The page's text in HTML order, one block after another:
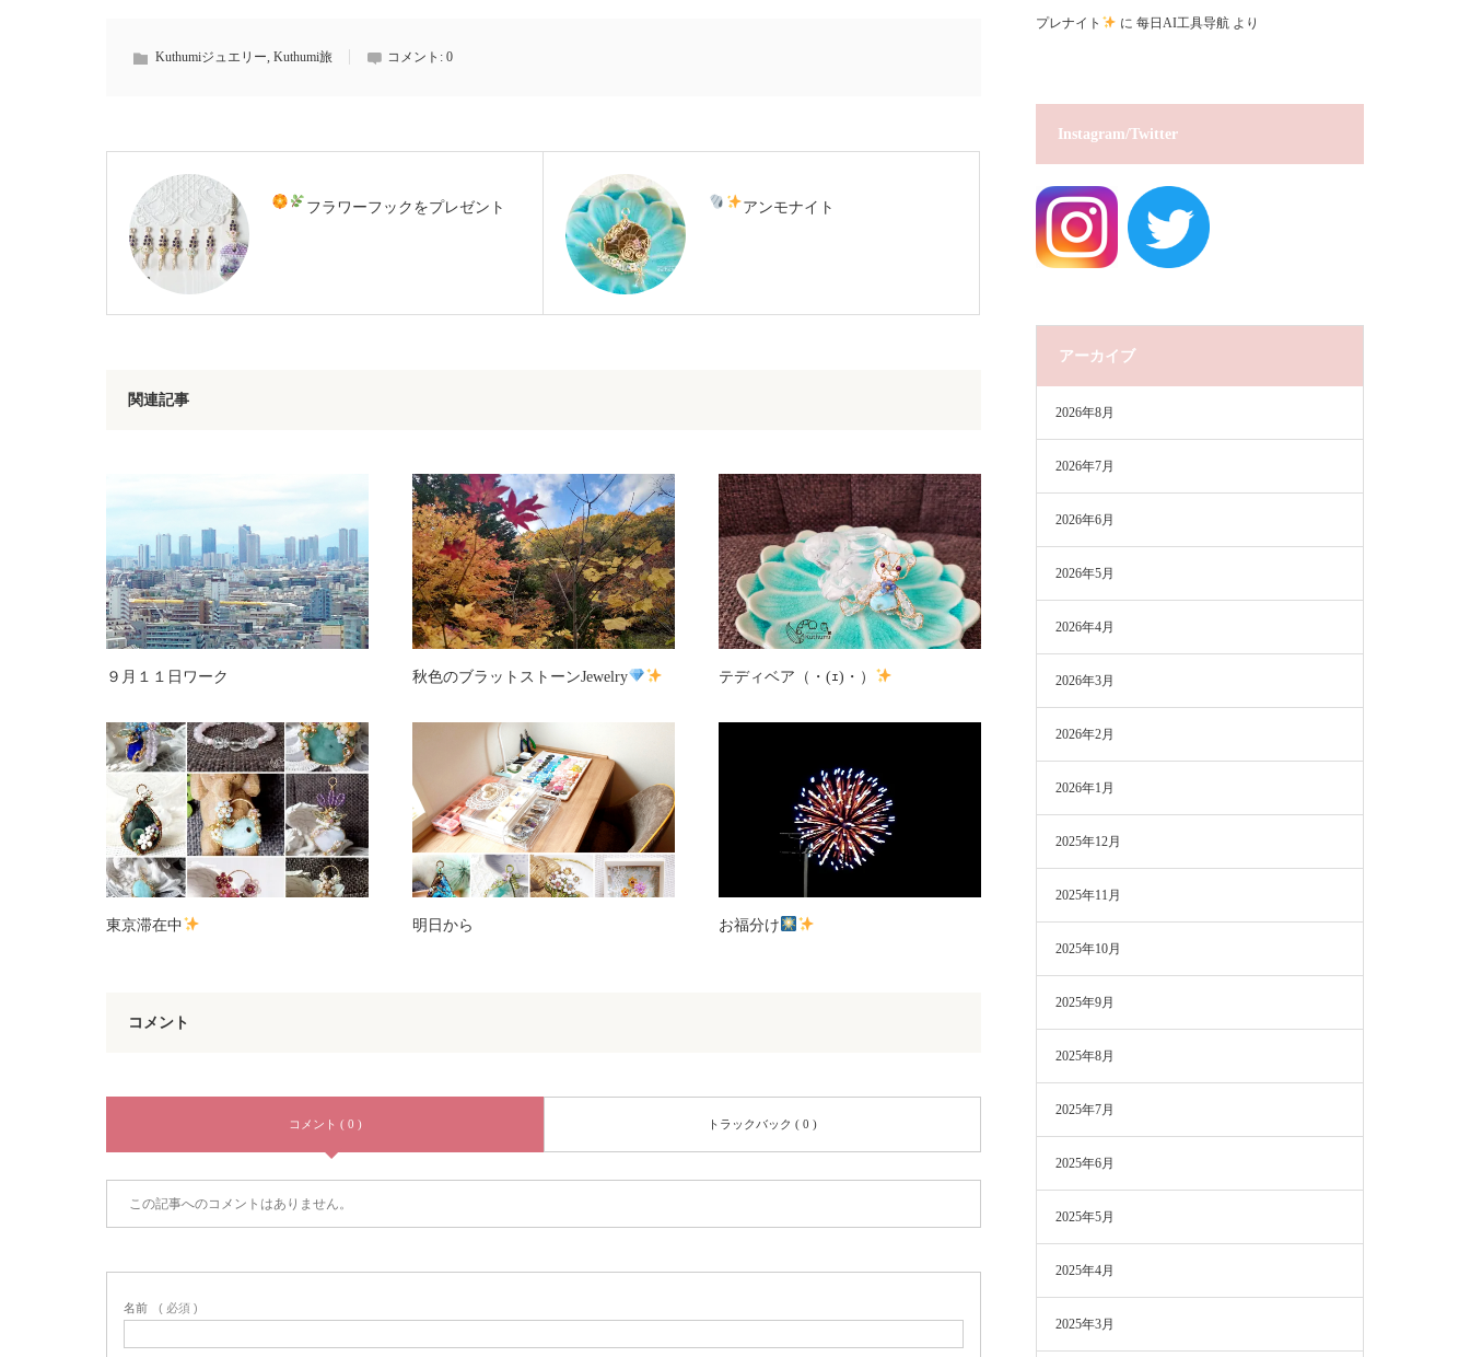
Kuthumiジュエリー, Kuthumi旅 コメント: 0
フラワーフックをプレゼント アンモナイト
関連記事
９月１１日ワーク 秋色のブラットストーンJewelry テディベア（・(ｪ)・）
東京滞在中 明日から お福分け
コメント
コメント ( 0 ) トラックバック ( 0 )
この記事へのコメントはありません。
名前 ( 必須 )
プレナイト に 每日AI工具导航より
Instagram/Twitter
アーカイブ
2026年8月
2026年7月
2026年6月
2026年5月
2026年4月
2026年3月
2026年2月
2026年1月
2025年12月
2025年11月
2025年10月
2025年9月
2025年8月
2025年7月
2025年6月
2025年5月
2025年4月
2025年3月